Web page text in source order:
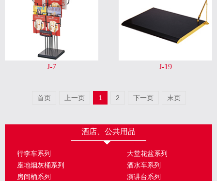
J-7 J-19
首页 上一页 1 2 下一页 末页
酒店、公共用品
行李车系列
大堂花盆系列
座地烟灰桶系列
酒水车系列
房间桶系列
演讲台系列